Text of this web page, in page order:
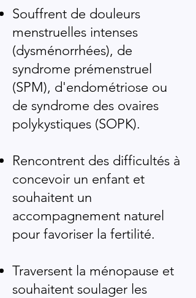
Souffrent de douleurs
menstruelles intenses
(dysménorrhées), de
syndrome prémenstruel
(SPM), d'endométriose ou
de syndrome des ovaires
polykystiques (SOPK).
Rencontrent des difficultés à
concevoir un enfant et
souhaitent un
accompagnement naturel
pour favoriser la fertilité.
Traversent la ménopause et
souhaitent soulager les